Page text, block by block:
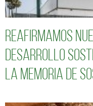
Reafirmamos
desarrollo
la Memoria de